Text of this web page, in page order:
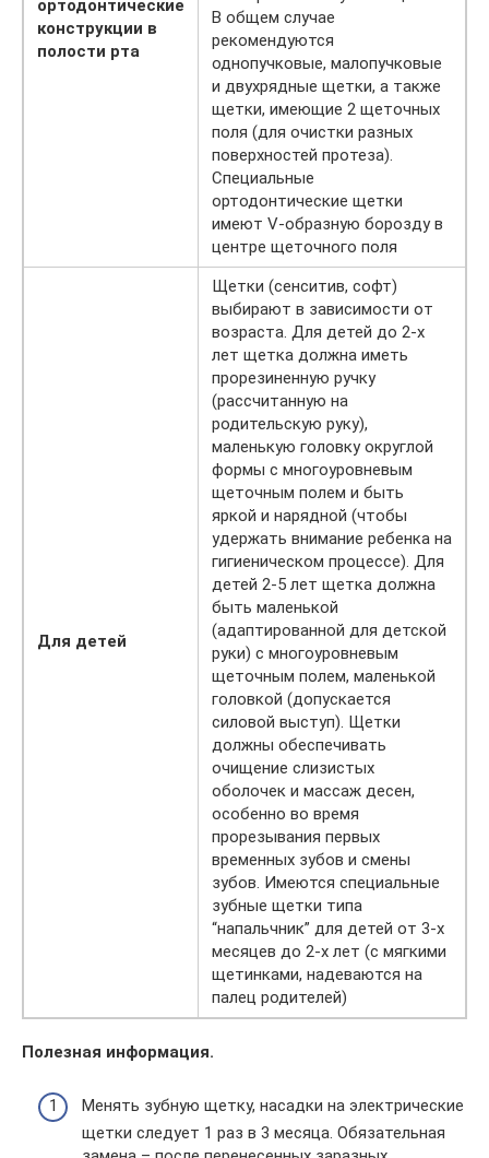
ортодонтические
конструкции в
полости рта
В общем случае
рекомендуются
однопучковые, малопучковые
и двухрядные щетки, а также
щетки, имеющие 2 щеточных
поля (для очистки разных
поверхностей протеза).
Специальные
ортодонтические щетки
имеют V-образную борозду в
центре щеточного поля
Для детей
Щетки (сенситив, софт)
выбирают в зависимости от
возраста. Для детей до 2-х
лет щетка должна иметь
прорезиненную ручку
(рассчитанную на
родительскую руку),
маленькую головку округлой
формы с многоуровневым
щеточным полем и быть
яркой и нарядной (чтобы
удержать внимание ребенка на
гигиеническом процессе). Для
детей 2-5 лет щетка должна
быть маленькой
(адаптированной для детской
руки) с многоуровневым
щеточным полем, маленькой
головкой (допускается
силовой выступ). Щетки
должны обеспечивать
очищение слизистых
оболочек и массаж десен,
особенно во время
прорезывания первых
временных зубов и смены
зубов. Имеются специальные
зубные щетки типа
“напальчник” для детей от 3-х
месяцев до 2-х лет (с мягкими
щетинками, надеваются на
палец родителей)
Полезная информация.
Менять зубную щетку, насадки на электрические
щетки следует 1 раз в 3 месяца. Обязательная